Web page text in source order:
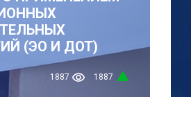
(ЭО И ДОТ)
1887 1887